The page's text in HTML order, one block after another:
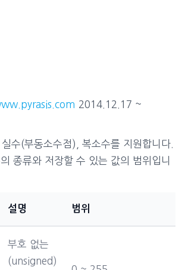
2014.12.17 ~
수(부동소수점), 복소수를 지원합니다.
종류와 저장할 수 있는 값의 범위입니
설명 범위
부호 없는
(unsigned)